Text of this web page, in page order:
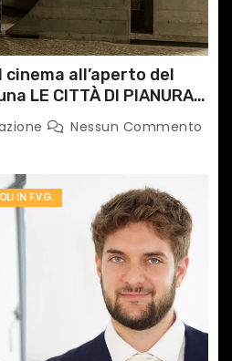
all’aperto del
LE CITTÀ DI PIANURA,
dell’anno!Nessun Commento
IN F.V.G.